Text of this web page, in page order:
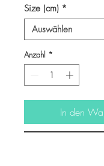
Size (cm) *
Anzahl *
In den